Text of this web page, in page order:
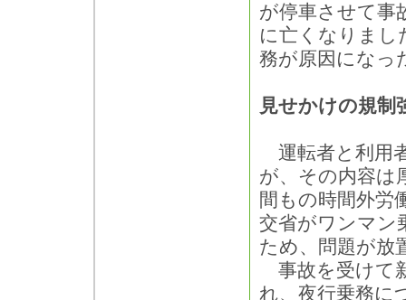
が停車させて事
に亡くなりまし
務が原因になっ
見せかけの規制
運転者と利用
が、その内容は
間もの時間外労
交省がワンマン
ため、問題が放
事故を受けて
れ、夜行乗務に